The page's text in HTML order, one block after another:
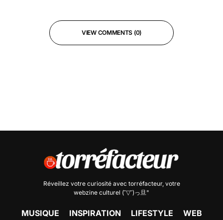
VIEW COMMENTS (0)
Réveillez votre curiosité avec torréfacteur, votre
webzine culturel (˘▽˘)っ旦"
MUSIQUE INSPIRATION LIFESTYLE WEB